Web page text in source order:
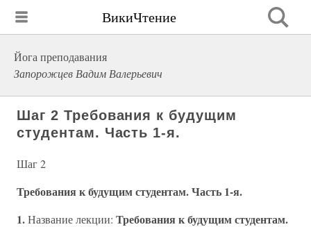
ВикиЧтение
Йога преподавания
Запорожцев Вадим Валерьевич
Шаг 2 Требования к будущим
студентам. Часть 1-я.
Шаг 2
Требования к будущим студентам. Часть 1-я.
1.Название лекции: Требования к будущим студентам.